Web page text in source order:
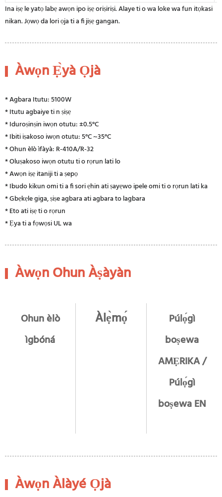
Ina iṣẹ le yatọ labẹ awọn ipo iṣẹ oriṣiriṣi. Alaye ti o wa loke wa fun itọkasi
nikan. Jọwọ da lori ọja ti a fi jiṣẹ gangan.
Àwọn Ẹ̀yà Ọjà
* Agbara Itutu: 5100W
* Itutu agbaiye ti n ṣiṣẹ
* Iduroṣinṣin iwọn otutu: ±0.5°C
* Ibiti iṣakoso iwọn otutu: 5°C ~35°C
* Ohun èlò ìfàyà: R-410A/R-32
* Oluṣakoso iwọn otutu ti o rọrun lati lo
* Awọn iṣẹ itaniji ti a ṣepọ
* Ibudo kikun omi ti a fi sori ẹhin ati ṣayẹwo ipele omi ti o rọrun lati ka
* Gbẹkẹle giga, ṣiṣe agbara ati agbara to lagbara
* Eto ati iṣẹ ti o rọrun
* Ẹya ti a fọwọsi UL wa
Àwọn Ohun Àṣàyàn
Ohun èlò
ìgbóná
Àlẹ̀mọ́
Púlọ́gì
boṣewa
AMẸRIKA /
Púlọ́gì
boṣewa EN
Àwọn Àlàyé Ọjà